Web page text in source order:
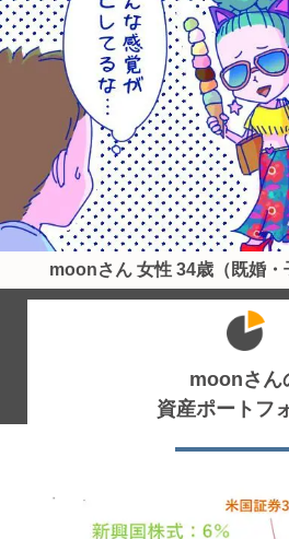
moonさん 女性 34歳（既婚
moonさん
資産ポートフ